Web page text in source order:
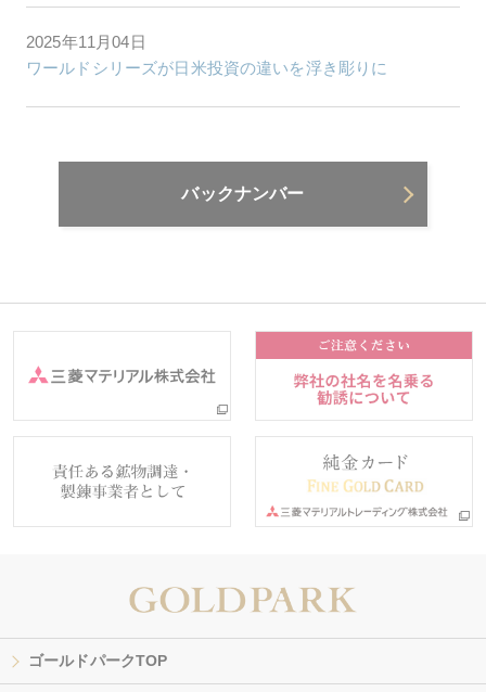
2025年11月04日
ワールドシリーズが日米投資の違いを浮き彫りに
バックナンバー
ゴールドパークTOP